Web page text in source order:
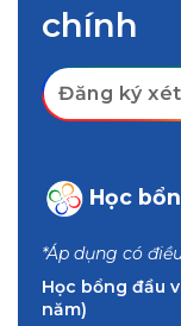
chính
Đăng ký
Học
*Áp dụng có
Học bổng đầu
năm)